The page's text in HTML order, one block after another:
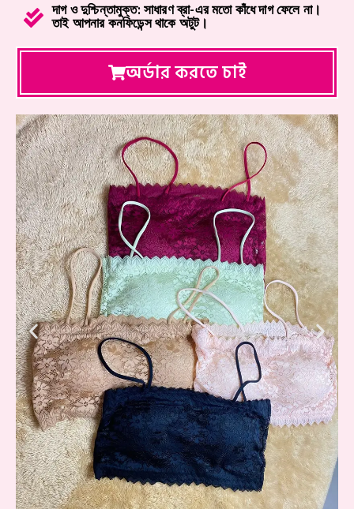
দাগ ও দুশ্চিন্তামুক্ত: সাধারণ ব্রা-এর মতো কাঁধে দাগ ফেলে না।
তাই আপনার কনফিডেন্স থাকে অটুট।
অর্ডার করতে চাই